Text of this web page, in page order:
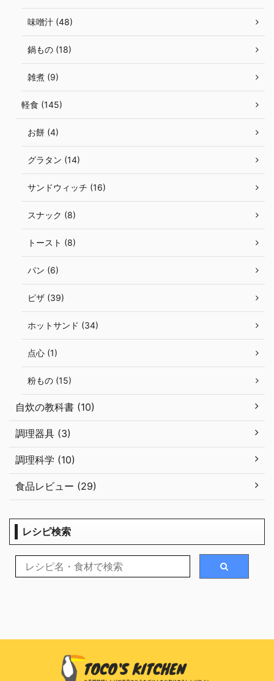
味噌汁 (48)
鍋もの (18)
雑煮 (9)
軽食 (145)
お餅 (4)
グラタン (14)
サンドウィッチ (16)
スナック (8)
トースト (8)
パン (6)
ピザ (39)
ホットサンド (34)
点心 (1)
粉もの (15)
自炊の教科書 (10)
調理器具 (3)
調理科学 (10)
食品レビュー (29)
レシピ検索